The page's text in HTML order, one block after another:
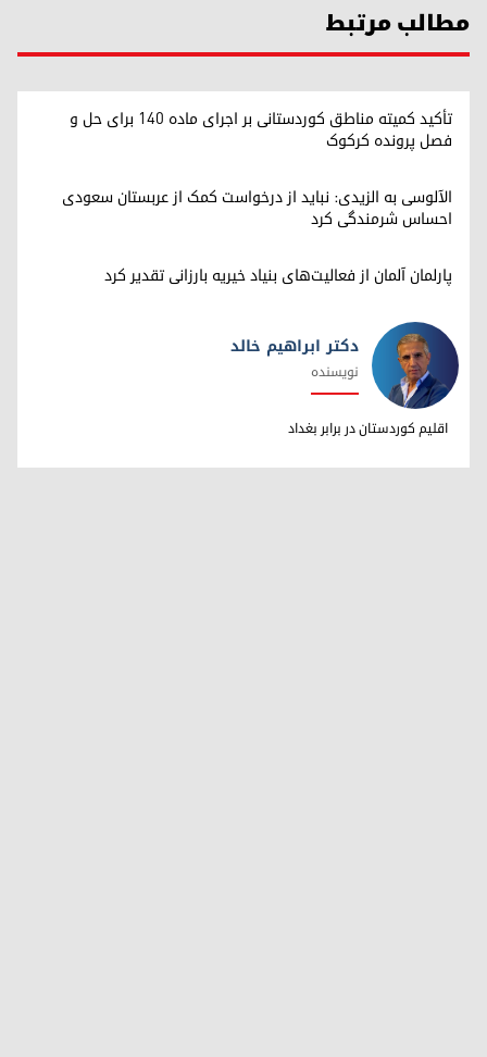
مطالب مرتبط
تأکید کمیته مناطق کوردستانی بر اجرای ماده ۱۴۰ برای حل و
فصل پرونده کرکوک
الآلوسی به الزیدی: نباید از درخواست کمک از عربستان سعودی
احساس شرمندگی کرد
پارلمان آلمان از فعالیت‌های بنیاد خیریه بارزانی تقدیر کرد
دکتر ابراهیم خالد
دکتر ابراهیم خالد
نویسنده
اقلیم کوردستان در برابر بغداد